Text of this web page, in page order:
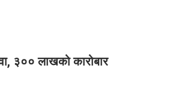
३०० लाखको कारोबार